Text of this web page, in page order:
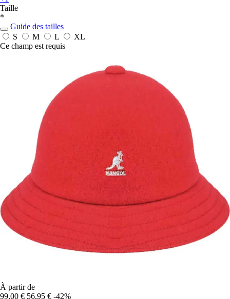
Taille
*
Guide des tailles
S
M L
XL
Ce champ est requis
À partir de
99,00 € 56,95 € -42%